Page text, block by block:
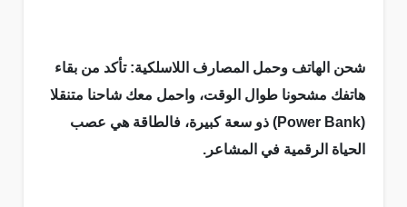
شحن الهاتف وحمل المصارف اللاسلكية: تأكد من بقاء
هاتفك مشحونا طوال الوقت، واحمل معك شاحنا متنقلا
(Power Bank) ذو سعة كبيرة، فالطاقة هي عصب
الحياة الرقمية في المشاعر.